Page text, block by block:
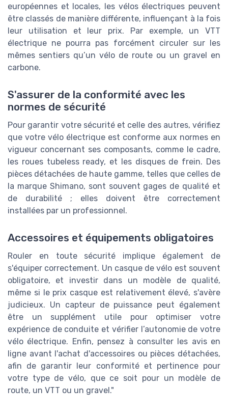
européennes et locales, les vélos électriques peuvent
être classés de manière différente, influençant à la fois
leur utilisation et leur prix. Par exemple, un VTT
électrique ne pourra pas forcément circuler sur les
mêmes sentiers qu’un vélo de route ou un gravel en
carbone.
S'assurer de la conformité avec les
normes de sécurité
Pour garantir votre sécurité et celle des autres, vérifiez
que votre vélo électrique est conforme aux normes en
vigueur concernant ses composants, comme le cadre,
les roues tubeless ready, et les disques de frein. Des
pièces détachées de haute gamme, telles que celles de
la marque Shimano, sont souvent gages de qualité et
de durabilité ; elles doivent être correctement
installées par un professionnel.
Accessoires et équipements obligatoires
Rouler en toute sécurité implique également de
s'équiper correctement. Un casque de vélo est souvent
obligatoire, et investir dans un modèle de qualité,
même si le prix casque est relativement élevé, s'avère
judicieux. Un capteur de puissance peut également
être un supplément utile pour optimiser votre
expérience de conduite et vérifier l’autonomie de votre
vélo électrique. Enfin, pensez à consulter les avis en
ligne avant l'achat d'accessoires ou pièces détachées,
afin de garantir leur conformité et pertinence pour
votre type de vélo, que ce soit pour un modèle de
route, un VTT ou un gravel."